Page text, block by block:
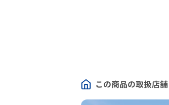
この商品の取扱店舗